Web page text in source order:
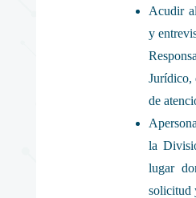
Acudir
y
Jurídico,
de
la
lugar
solicitud